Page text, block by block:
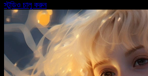
স্টুডিও চালু করুন